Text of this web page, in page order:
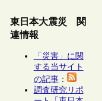
東日本大震災 関
連情報
「災害」に関
する当サイト
の記事：
調査研究リポ